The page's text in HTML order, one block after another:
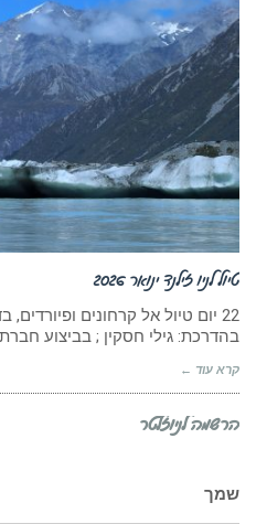
טיול לניו זילנד ינואר 2026
22 יום טיול אל קרחונים
בהדרכת: גילי חסקין ; בביצוע
קרא עוד ←
הרשמה לניוזלטר
שמך